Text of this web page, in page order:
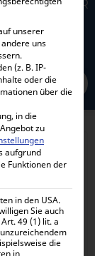
FÜR
Überwachung
unserer
uns
(z. B. IP-
oder die
über die
in die
zu
aufgrund
Funktionen der
in den USA.
Sie auch
49 (1) lit. a
die
in